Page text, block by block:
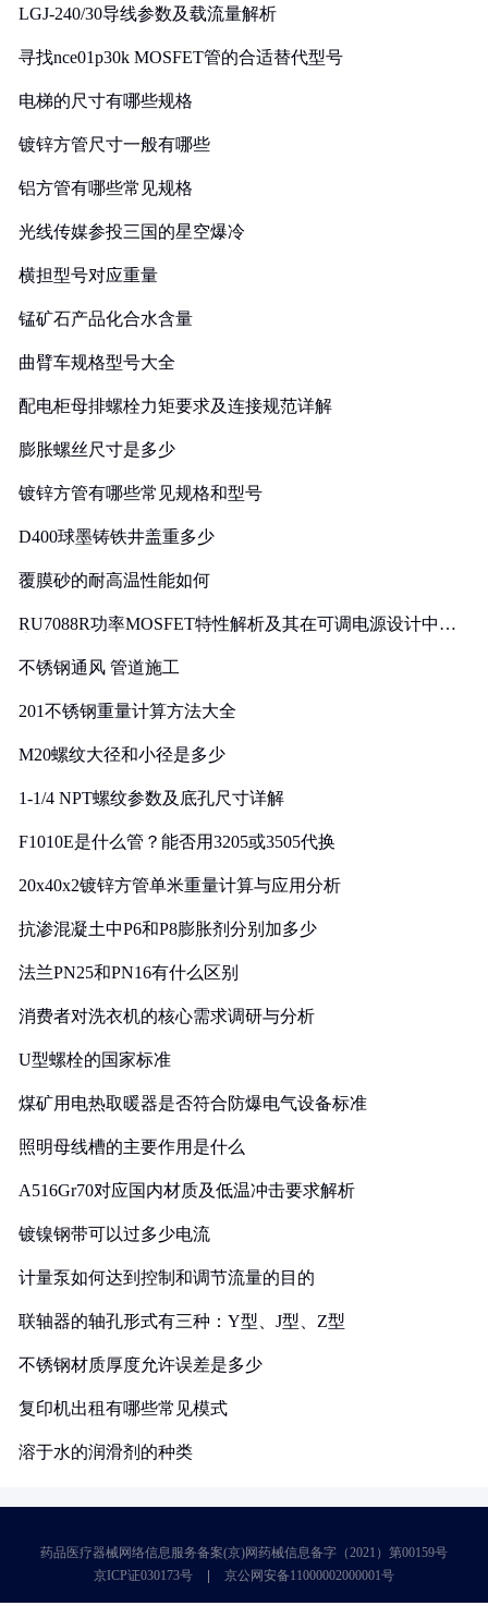
LGJ-240/30导线参数及载流量解析
寻找nce01p30k MOSFET管的合适替代型号
电梯的尺寸有哪些规格
镀锌方管尺寸一般有哪些
铝方管有哪些常见规格
光线传媒参投三国的星空爆冷
横担型号对应重量
锰矿石产品化合水含量
曲臂车规格型号大全
配电柜母排螺栓力矩要求及连接规范详解
膨胀螺丝尺寸是多少
镀锌方管有哪些常见规格和型号
D400球墨铸铁井盖重多少
覆膜砂的耐高温性能如何
RU7088R功率MOSFET特性解析及其在可调电源设计中的
不锈钢通风 管道施工
201不锈钢重量计算方法大全
M20螺纹大径和小径是多少
1-1/4 NPT螺纹参数及底孔尺寸详解
F1010E是什么管？能否用3205或3505代换
20x40x2镀锌方管单米重量计算与应用分析
抗渗混凝土中P6和P8膨胀剂分别加多少
法兰PN25和PN16有什么区别
消费者对洗衣机的核心需求调研与分析
U型螺栓的国家标准
煤矿用电热取暖器是否符合防爆电气设备标准
照明母线槽的主要作用是什么
A516Gr70对应国内材质及低温冲击要求解析
镀镍钢带可以过多少电流
计量泵如何达到控制和调节流量的目的
联轴器的轴孔形式有三种：Y型、J型、Z型
不锈钢材质厚度允许误差是多少
复印机出租有哪些常见模式
溶于水的润滑剂的种类
药品医疗器械网络信息服务备案(京)网药械信息备字（2021）第00159号
京ICP证030173号
京公网安备11000002000001号